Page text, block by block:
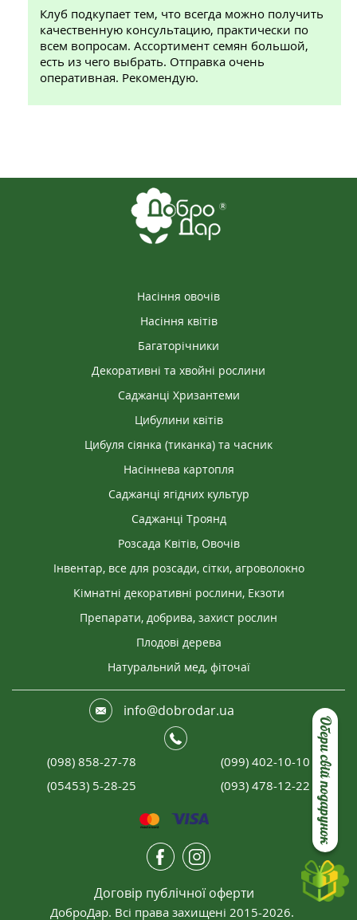
Обери свій подарунок
Клуб подкупает тем, что всегда можно получить
качественную консультацию, практически по
всем вопросам. Ассортимент семян большой,
есть из чего выбрать. Отправка очень
оперативная. Рекомендую.
Насіння овочів
Насіння квітів
Багаторічники
Декоративні та хвойні рослини
Саджанці Хризантеми
Цибулини квітів
Цибуля сіянка (тиканка) та часник
Насіннева картопля
Саджанці ягідних культур
Саджанці Троянд
Розсада Квітів, Овочів
Інвентар, все для розсади, сітки, агроволокно
Кімнатні декоративні рослини, Екзоти
Препарати, добрива, захист рослин
Плодові дерева
Натуральний мед, фіточаї
info@dobrodar.ua
(098) 858-27-78
(099) 402-10-10
(05453) 5-28-25
(093) 478-12-22
Договір публічної оферти
ДоброДар. Всі права захищені 2015-2026.